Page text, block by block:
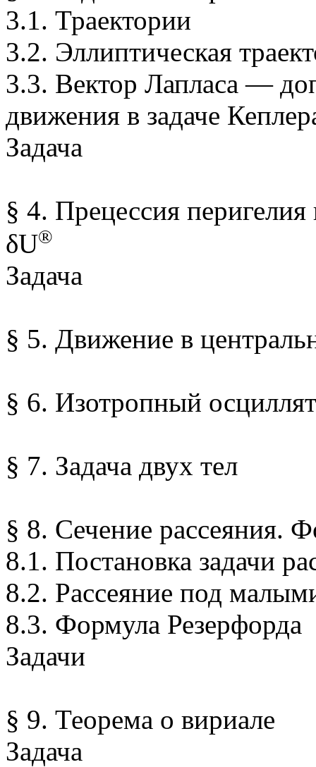
3.1. Траектории
3.2. Эллиптическая
3.3. Вектор Лапласа —
движения в задаче
Задача
§ 4. Прецессия
δU®
Задача
§ 5. Движение в
§ 6. Изотропный
§ 7. Задача двух тел
§ 8. Сечение рассеяния.
8.1. Постановка задачи
8.2. Рассеяние под
8.3. Формула Резерфорда
Задачи
§ 9. Теорема о вириале
Задача